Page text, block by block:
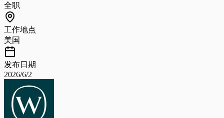
全职
工作地点
美国
发布日期
2026/6/2